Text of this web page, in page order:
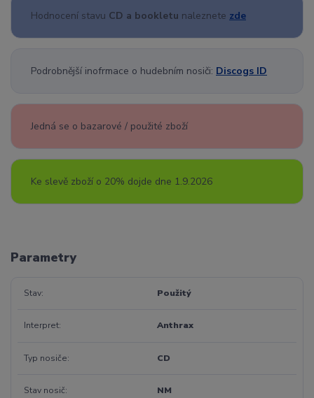
Hodnocení stavu CD a bookletu naleznete zde
Podrobnější inofrmace o hudebním nosiči: Discogs ID
Jedná se o bazarové / použité zboží
Ke slevě zboží o 20% dojde dne 1.9.2026
Parametry
Stav Použitý
Interpret Anthrax
Typ nosiče CD
Stav nosič NM